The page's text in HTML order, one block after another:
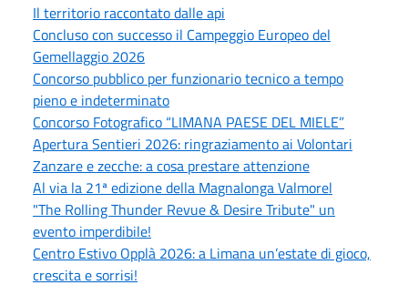
Il territorio raccontato dalle api
Concluso con successo il Campeggio Europeo del
Gemellaggio 2026
Concorso pubblico per funzionario tecnico a tempo
pieno e indeterminato
Concorso Fotografico “LIMANA PAESE DEL MIELE”
Apertura Sentieri 2026: ringraziamento ai Volontari
Zanzare e zecche: a cosa prestare attenzione
Al via la 21ª edizione della Magnalonga Valmorel
"The Rolling Thunder Revue & Desire Tribute" un
evento imperdibile!
Centro Estivo Opplà 2026: a Limana un’estate di gioco,
crescita e sorrisi!